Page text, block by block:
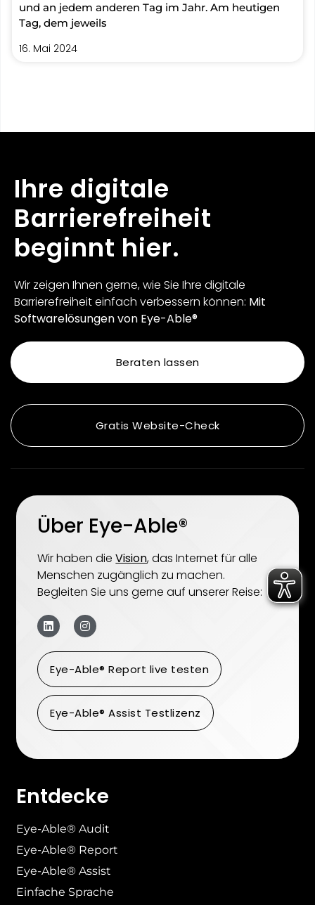
und an jedem anderen Tag im Jahr. Am heutigen
Tag, dem jeweils
16. Mai 2024
Ihre digitale
Barrierefreiheit
beginnt hier.
Wir zeigen Ihnen gerne, wie Sie Ihre digitale
Barrierefreiheit einfach verbessern können: Mit
Softwarelösungen von Eye-Able®
Beraten lassen
Gratis Website-Check
Über Eye-Able®
Wir haben dieVision, das Internet für alle
Menschen zugänglich zu machen.
Begleiten Sie uns gerne auf unserer Reise:
Eye-Able® Report live testen
Eye-Able® Assist Testlizenz
Entdecke
Eye-Able® Audit
Eye-Able® Report
Eye-Able® Assist
Einfache Sprache